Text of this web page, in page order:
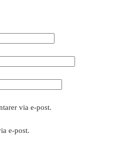
via e-post.
e-post.